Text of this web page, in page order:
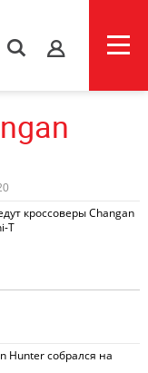
s
кроссоверы Changan
T
Hunter собрался на